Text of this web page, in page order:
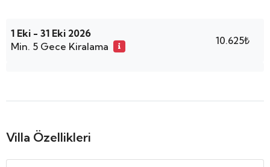
1 Eki - 31 Eki 2026
Min. 5 Gece Kiralama
10.625₺
Villa Özellikleri